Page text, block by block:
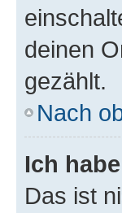
deinen
gezählt.
Nach
Ich
Das ist